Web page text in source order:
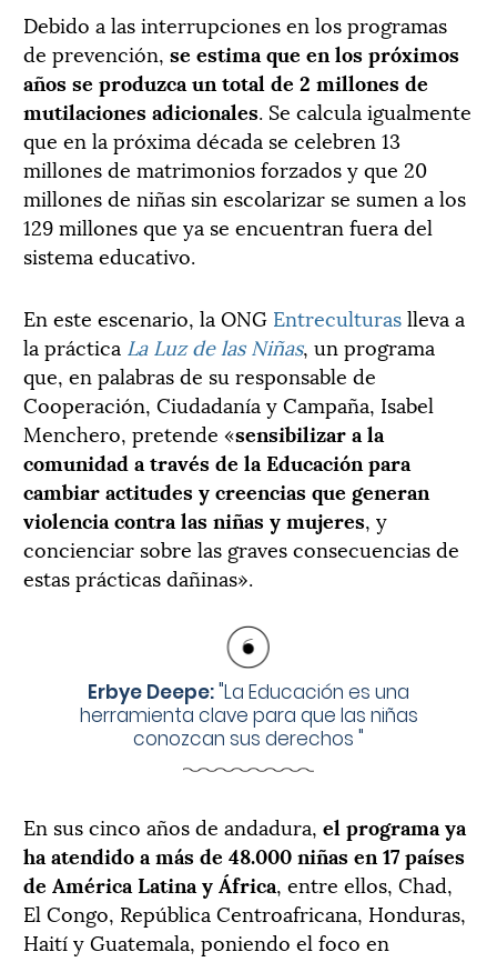
Debido a las interrupciones en los programas
de prevención, se estima que en los próximos
años se produzca un total de 2 millones de
mutilaciones adicionales. Se calcula igualmente
que en la próxima década se celebren 13
millones de matrimonios forzados y que 20
millones de niñas sin escolarizar se sumen a los
129 millones que ya se encuentran fuera del
sistema educativo.
En este escenario, la ONG Entreculturaslleva a
la práctica La Luz de las Niñas, un programa
que, en palabras de su responsable de
Cooperación, Ciudadanía y Campaña, Isabel
Menchero, pretende «sensibilizar a la
comunidad a través de la Educación para
cambiar actitudes y creencias que generan
violencia contra las niñas y mujeres, y
concienciar sobre las graves consecuencias de
estas prácticas dañinas».
Erbye Deepe:"La Educación es una
herramienta clave para que las niñas
conozcan sus derechos "
En sus cinco años de andadura, el programa ya
ha atendido a más de 48.000 niñas en 17 países
de América Latina y África, entre ellos, Chad,
El Congo, República Centroafricana, Honduras,
Haití y Guatemala, poniendo el foco en